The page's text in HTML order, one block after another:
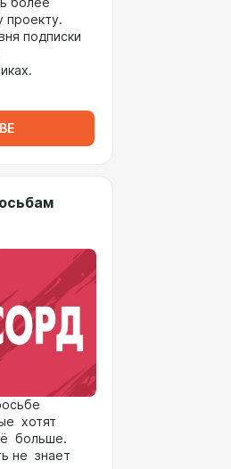
проекту.
подписки
хотят
больше.
не знает